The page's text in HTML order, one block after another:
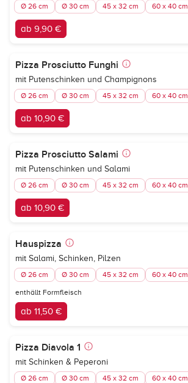
Ø 26 cm Ø 30 cm 45 x 32 cm 60 x 40 cm
ab 9,90 €
Pizza Prosciutto Funghi
mit Putenschinken und Champignons
Ø 26 cm Ø 30 cm 45 x 32 cm 60 x 40 cm
ab 10,90 €
Pizza Prosciutto Salami
mit Putenschinken und Salami
Ø 26 cm Ø 30 cm 45 x 32 cm 60 x 40 cm
ab 10,90 €
Hauspizza
mit Salami, Schinken, Pilzen
Ø 26 cm Ø 30 cm 45 x 32 cm 60 x 40 cm
enthällt Formfleisch
ab 11,50 €
Pizza Diavola 1
mit Schinken & Peperoni
Ø 26 cm Ø 30 cm 45 x 32 cm 60 x 40 cm